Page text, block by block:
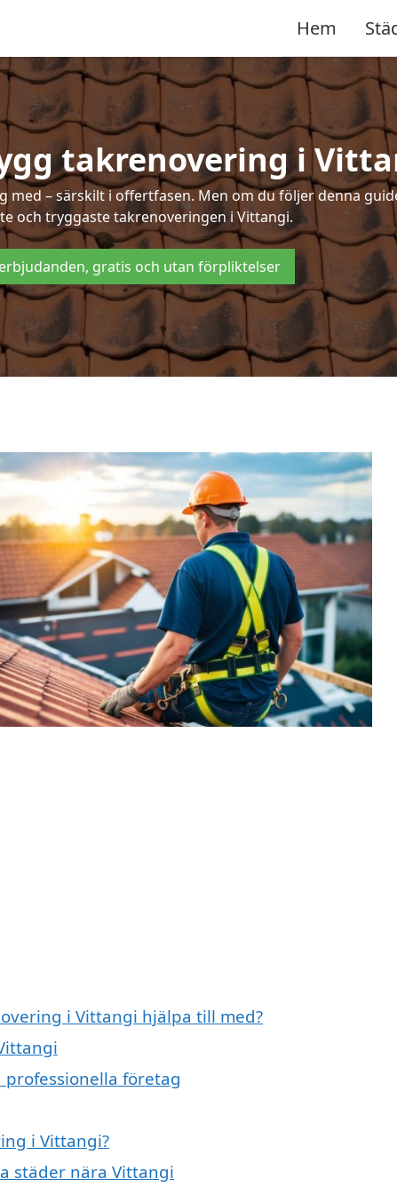
Hem
takrenovering i
– särskilt i offertfasen. Men om du följer denna
och tryggaste takrenoveringen i Vittangi.
gratis och utan förpliktelser
i Vittangi hjälpa till med?
företag
i Vittangi?
städer nära Vittangi